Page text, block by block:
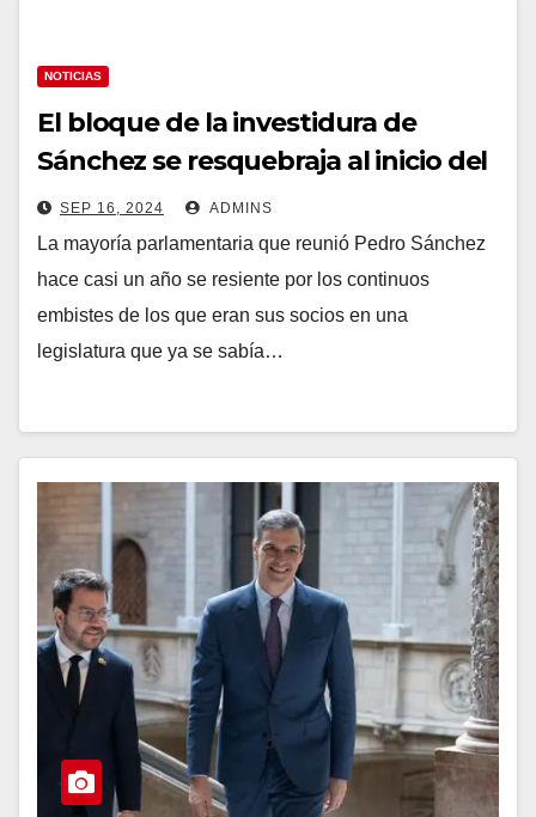
NOTICIAS
El bloque de la investidura de
Sánchez se resquebraja al inicio del
curso político
SEP 16, 2024 ADMINS
La mayoría parlamentaria que reunió Pedro Sánchez
hace casi un año se resiente por los continuos
embistes de los que eran sus socios en una
legislatura que ya se sabía…